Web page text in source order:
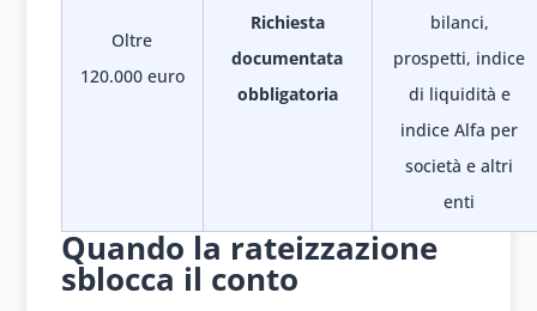
Oltre
120.000 euro
Richiesta
documentata
obbligatoria
bilanci,
prospetti, indice
di liquidità e
indice Alfa per
società e altri
enti
Quando la rateizzazione
sblocca il conto